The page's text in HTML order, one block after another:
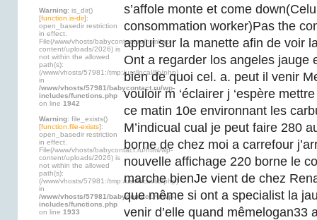
Warning: is_dir()
[function.is-dir]:
open_basedir restriction
in effect.
File(/www/vhosts/babycontact.ru/html/wp-
content/uploads/2026) is
not within the allowed
path(s):
(/www/vhosts/57981:/tmp:/usr/local/lib/php)
in
/www/vhosts/57981/babycontact.ru/wp-
includes/functions.php
on line 1942
Warning: file_exists()
[function.file-exists]:
open_basedir restriction
in effect.
File(/www/vhosts/babycontact.ru/html/wp-
content/uploads/2026) is
not within the allowed
path(s):
(/www/vhosts/57981:/tmp:/usr/local/lib/php)
in
/www/vhosts/57981/babycontact.ru/wp-
includes/functions.php
on line 1933
s’affole monte et come
consommation worker)Pas the
appui sur la manette afin de voir
Ont a regarder los angeles jauge
bien de quoi cel. a. peut il venir
vouloir m ‘éclairer j ‘espère
ce matin 10e environnant les
M’indicual cual je peut faire 280
borne de chez moi a carrefour
nouvelle affichage 220 borne le
marche bienJe vient de chez
que même si ont a specialist la
venir d’elle quand mêmelogan33